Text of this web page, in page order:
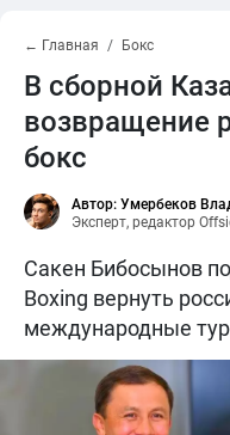
← Главная Бокс
В сборной
возвращение
бокс
Автор: Умербеков
Эксперт, редактор
Сакен Бибосынов
Boxing вернуть
международные